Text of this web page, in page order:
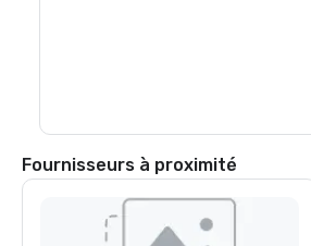
Fournisseurs à proximité